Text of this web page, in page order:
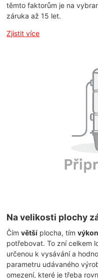
těmto faktorům je na
záruka až 15 let.
Zjistit více
Na velikosti plochy
Čímvětší plocha, tím
potřebovat. To zní celkem
určenou k vysávání a
parametru udávaného
omezení, které je třeba